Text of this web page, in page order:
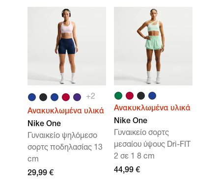
+2
Ανακυκλωμένα υλικά
Nike One
Γυναικείο ψηλόμεσο
σορτς ποδηλασίας 13
cm
29,99 €
Ανακυκλωμένα υλικά
Nike One
Γυναικείο σορτς
μεσαίου ύψους Dri-FIT
2 σε 1 8 cm
44,99 €